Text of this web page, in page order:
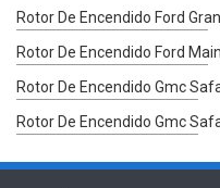
Rotor De Encendido Ford
Rotor De Encendido Ford
Rotor De Encendido Gmc
Rotor De Encendido Gmc